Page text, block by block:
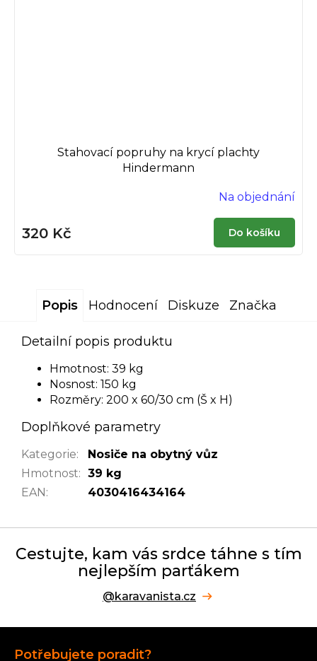
Stahovací popruhy na krycí plachty
Hindermann
Na objednání
320 Kč Do košíku
Popis Hodnocení Diskuze Značka
Detailní popis produktu
Hmotnost: 39 kg
Nosnost: 150 kg
Rozměry: 200 x 60/30 cm (Š x H)
Doplňkové parametry
Kategorie:
Nosiče na obytný vůz
Hmotnost: 39 kg
EAN: 4030416434164
Cestujte, kam vás srdce táhne s tím
nejlepším parťákem
@karavanista.cz
Potřebujete poradit?